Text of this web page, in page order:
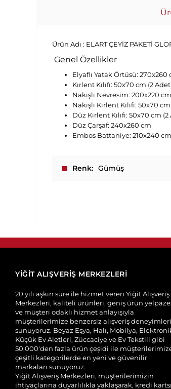
Ürün Adı : ELART ÇEYİZ PAKETİ
Genel Özellikler
Elyaflı Yatak Örtüsü: 270x260
Kırlent Kılıfı: 50x70 cm (2
Nakışlı Nevresim: 200x220 cm
Nakışlı Kırlent Kılıfı: 50x70
Düz Kırlent Kılıfı: 50x70 cm (2
Düz Çarşaf: 240x260 cm
Embos Battaniye: 210x240 cm
Renk Gümüş
YİĞİT ALIŞVERİŞ MERKEZLERİ
20 yılı aşkın süre ile hizmet veren Yiğit Alışveriş
Merkezleri, kaliteli ürünleri, geniş ürün
ve müşteri odaklı hizmet anlayışıyla
müşterilerimize benzersiz alışveriş deneyimleri
sunuyoruz. Beyaz Eşya, Halı, Mobilya,
Küçük Ev Aletleri, Züccaciye ve Ev Tekstili gibi
50,000'den fazla ürün çeşidi ile
çeşitli kategorilerde en yeni ve güvenilir
markaları sunuyoruz.
Yiğit Alışveriş Merkezleri, müşterilerimizin
ihtiyaçlarına duyarlılıkla yaklaşarak, kredi